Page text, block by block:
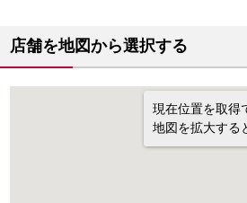
店舗を地図から選択する
現在位置を取得
地図を拡大する